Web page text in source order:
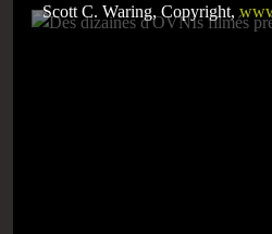
Scott C. Waring, Copyright,